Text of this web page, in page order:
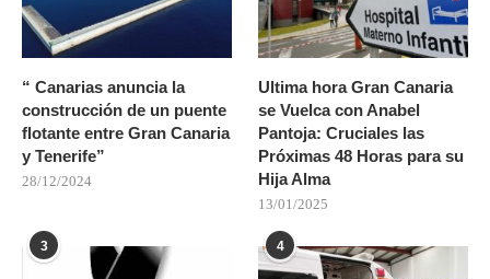
“ Canarias anuncia la
construcción de un puente
flotante entre Gran Canaria
y Tenerife”
28/12/2024
Ultima hora Gran Canaria
se Vuelca con Anabel
Pantoja: Cruciales las
Próximas 48 Horas para su
Hija Alma
13/01/2025
3 4